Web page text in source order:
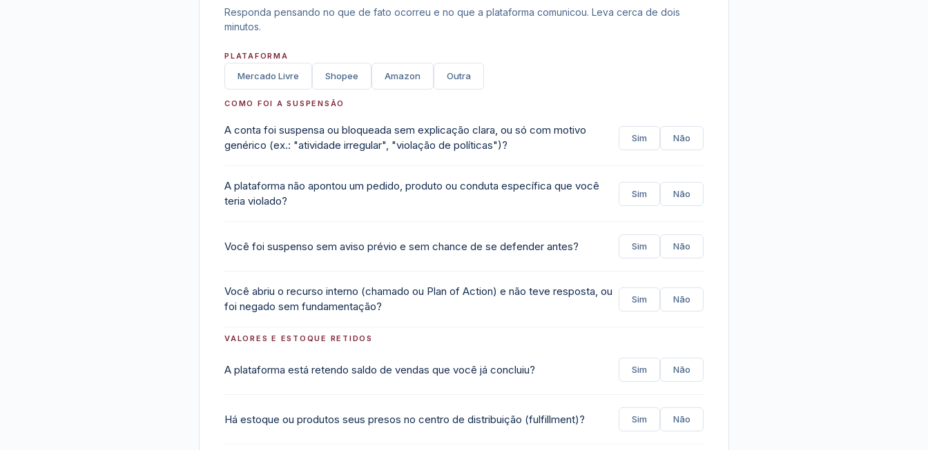
Responda pensando no que de fato ocorreu e no que a plataforma comunicou. Leva cerca de dois
minutos.
PLATAFORMA
Mercado Livre Shopee Amazon Outra
COMO FOI A SUSPENSÃO
A conta foi suspensa ou bloqueada sem explicação clara, ou só com motivo
genérico (ex.: "atividade irregular", "violação de políticas")?
Sim Não
A plataforma não apontou um pedido, produto ou conduta específica que você
teria violado?
Sim Não
Você foi suspenso sem aviso prévio e sem chance de se defender antes? Sim Não
Você abriu o recurso interno (chamado ou Plan of Action) e não teve resposta, ou
foi negado sem fundamentação?
Sim Não
VALORES E ESTOQUE RETIDOS
A plataforma está retendo saldo de vendas que você já concluiu? Sim Não
Há estoque ou produtos seus presos no centro de distribuição (fulfillment)? Sim Não